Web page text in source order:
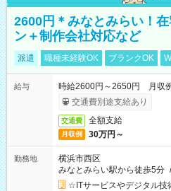
2600円＊みなとみらい！
ン＋制作会社対応など
派遣 職種未経験OK ブランクOK
給与
時給2600円～2650円 月収
交通費別途支給あり
交通費 全額支給
月収例 30万円～
勤務地
横浜市西区
みなとみらい駅から徒歩5分
☆ITサービスやデジタル